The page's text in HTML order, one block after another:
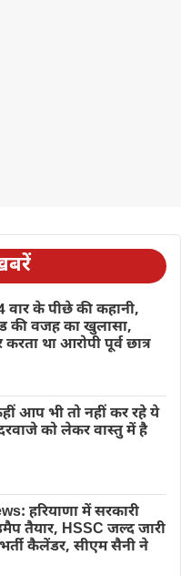
के पीछे की कहानी,
की वजह का खुलासा,
था आरोपी पूर्व छात्र
आप भी तो नहीं कर रहे ये
को लेकर वास्तु में है
हरियाणा में सरकारी
तैयार, HSSC जल्द जारी
भर्ती कैलेंडर, सीएम सैनी ने